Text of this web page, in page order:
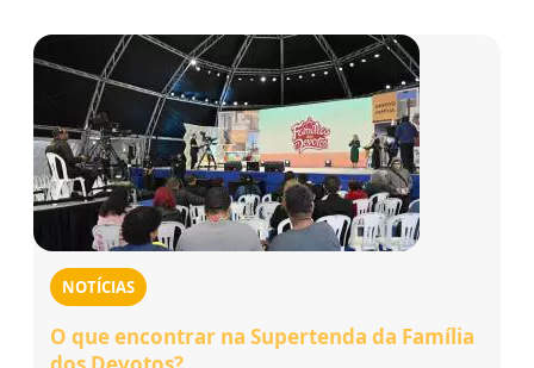
NOTÍCIAS
O que encontrar na Supertenda da Família